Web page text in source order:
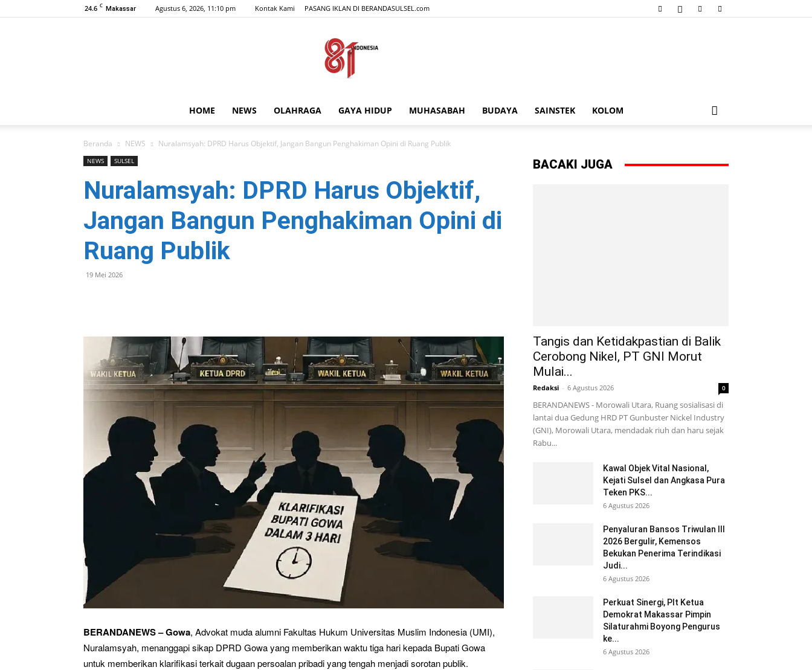
24.6 C Makassar Agustus 6, 2026, 11:10 pm Kontak Kami PASANG IKLAN DI BERANDASULSEL.com
HOME NEWS OLAHRAGA GAYA HIDUP MUHASABAH BUDAYA SAINSTEK KOLOM
Beranda NEWS Nuralamsyah: DPRD Harus Objektif, Jangan Bangun Penghakiman Opini di Ruang Publik
NEWS SULSEL
Nuralamsyah: DPRD Harus Objektif,
Jangan Bangun Penghakiman Opini di
Ruang Publik
19 Mei 2026
BERANDANEWS – Gowa, Advokat muda alumni Fakultas Hukum Universitas Muslim Indonesia (UMI),
Nuralamsyah, menanggapi sikap DPRD Gowa yang memberikan waktu tiga hari kepada Bupati Gowa
untuk memberikan klarifikasi terkait dugaan persoalan pribadi yang tengah menjadi sorotan publik.
BACAKI JUGA
Tangis dan Ketidakpastian di Balik
Cerobong Nikel, PT GNI Morut
Mulai...
Redaksi - 6 Agustus 2026 0
BERANDANEWS - Morowali Utara, Ruang sosialisasi di
lantai dua Gedung HRD PT Gunbuster Nickel Industry
(GNI), Morowali Utara, mendadak riuh dan haru sejak
Rabu...
Kawal Objek Vital Nasional,
Kejati Sulsel dan Angkasa Pura
Teken PKS...
6 Agustus 2026
Penyaluran Bansos Triwulan III
2026 Bergulir, Kemensos
Bekukan Penerima Terindikasi
Judi...
6 Agustus 2026
Perkuat Sinergi, Plt Ketua
Demokrat Makassar Pimpin
Silaturahmi Boyong Pengurus
ke...
6 Agustus 2026